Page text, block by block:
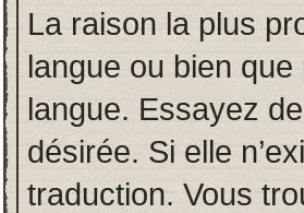
La raison la plus
langue ou bien
langue. Essayez
désirée. Si elle
traduction. Vous